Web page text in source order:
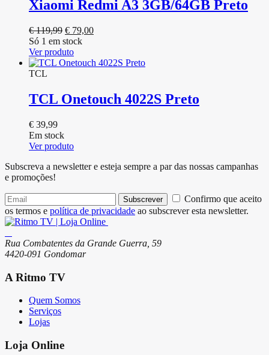
Xiaomi Redmi A3 3GB/64GB Preto
€119,99 O
preço
original
era:
€ 79,00O
é:
Só 1 em stock
Ver produto
TCL
TCL Onetouch 4022S Preto
€ 39,99
Em stock
Ver produto
Subscreva a newsletter e esteja sempre a par das nossas campanhas
e promoções!
Subscrever
Confirmo que aceito
os termos e política de privacidade ao subscrever esta newsletter.
Rua Combatentes da Grande Guerra, 59
4420-091 Gondomar
A Ritmo TV
Quem Somos
Serviços
Lojas
Loja Online